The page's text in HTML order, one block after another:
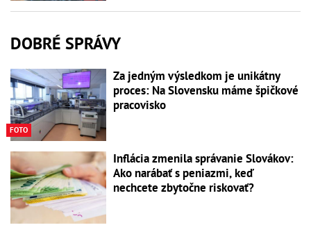
DOBRÉ SPRÁVY
FOTO
Za jedným výsledkom je unikátny
proces: Na Slovensku máme špičkové
pracovisko
Inflácia zmenila správanie Slovákov:
Ako narábať s peniazmi, keď
nechcete zbytočne riskovať?